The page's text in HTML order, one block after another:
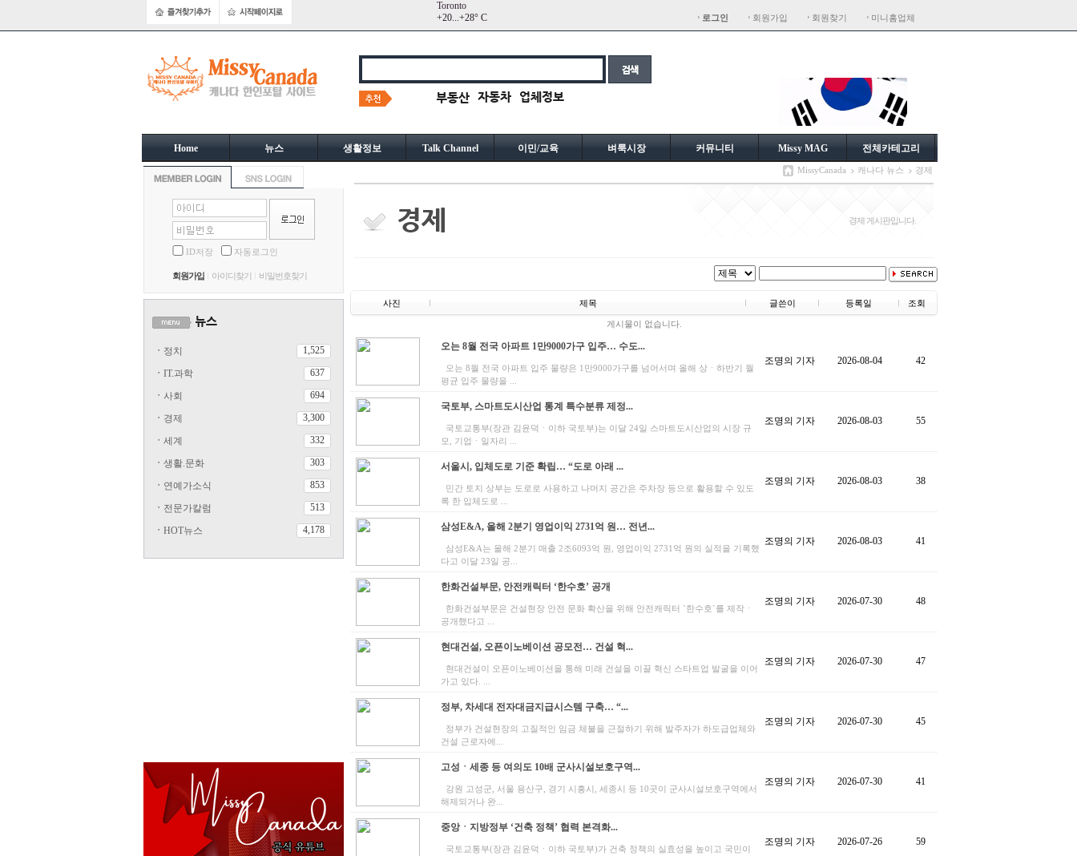
Toronto
+20...+28° C 로그인 회원가입 회원찾기 미니홈업체
Home 뉴스 생활정보 Talk Channel 이민/교육 벼룩시장 커뮤니티 Missy MAG 전체카테고리
ID저장 자동로그인
회원가입 아이디찾기 비밀번호찾기
ㆍ 정치 1,525
ㆍ IT.과학 637
ㆍ 사회 694
ㆍ 경제 3,300
ㆍ 세계 332
ㆍ 생활.문화 303
ㆍ 연예가소식 853
ㆍ 전문가칼럼 513
ㆍ HOT뉴스 4,178
MissyCanada 캐나다 뉴스 경제
경제 게시판입니다.
사진 제목 글쓴이 등록일 조회
게시물이 없습니다.
오는 8월 전국 아파트 1만9000가구 입주… 수도...
오는 8월 전국 아파트 입주 물량은 1만9000가구를 넘어서며 올해 상ㆍ하반기 월
평균 입주 물량을 ...
조명의 기자 2026-08-04 42
국토부, 스마트도시산업 통계 특수분류 제정...
국토교통부(장관 김윤덕ㆍ이하 국토부)는 이달 24일 스마트도시산업의 시장 규
모, 기업ㆍ일자리 ...
조명의 기자 2026-08-03 55
서울시, 입체도로 기준 확립… “도로 아래 ...
민간 토지 상부는 도로로 사용하고 나머지 공간은 주차장 등으로 활용할 수 있도
록 한 입체도로 ...
조명의 기자 2026-08-03 38
삼성E&A, 올해 2분기 영업이익 2731억 원… 전년...
삼성E&A는 올해 2분기 매출 2조6093억 원, 영업이익 2731억 원의 실적을 기록했
다고 이달 23일 공...
조명의 기자 2026-08-03 41
한화건설부문, 안전캐릭터 ‘한수호’ 공개
한화건설부문은 건설현장 안전 문화 확산을 위해 안전캐릭터 `한수호`를 제작ㆍ
공개했다고 ...
조명의 기자 2026-07-30 48
현대건설, 오픈이노베이션 공모전… 건설 혁...
현대건설이 오픈이노베이션을 통해 미래 건설을 이끌 혁신 스타트업 발굴을 이어
가고 있다. ...
조명의 기자 2026-07-30 47
정부, 차세대 전자대금지급시스템 구축… “...
정부가 건설현장의 고질적인 임금 체불을 근절하기 위해 발주자가 하도급업체와
건설 근로자에...
조명의 기자 2026-07-30 45
고성ㆍ세종 등 여의도 10배 군사시설보호구역...
강원 고성군, 서울 용산구, 경기 시흥시, 세종시 등 10곳이 군사시설보호구역에서
해제되거나 완...
조명의 기자 2026-07-30 41
중앙ㆍ지방정부 ‘건축 정책’ 협력 본격화...
국토교통부(장관 김윤덕ㆍ이하 국토부)가 건축 정책의 실효성을 높이고 국민이
조명의 기자 2026-07-26 59